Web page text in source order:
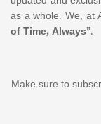
as a whole. We, at
of Time, Always”.
Make sure to